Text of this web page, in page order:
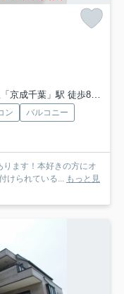
京成千葉」駅 徒歩8分
ン
バルコニー
ます！本好きの方にオ
けられている... もっと見